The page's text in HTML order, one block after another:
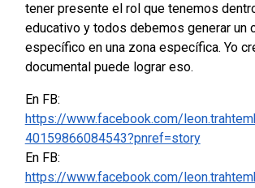
tener presente el rol que tenemos
educativo y todos debemos generar un
específico en una zona específica. Yo
documental puede lograr eso.
En FB:
https://www.facebook.com/
40159866084543?pnref=story
En FB:
https://www.facebook.com/